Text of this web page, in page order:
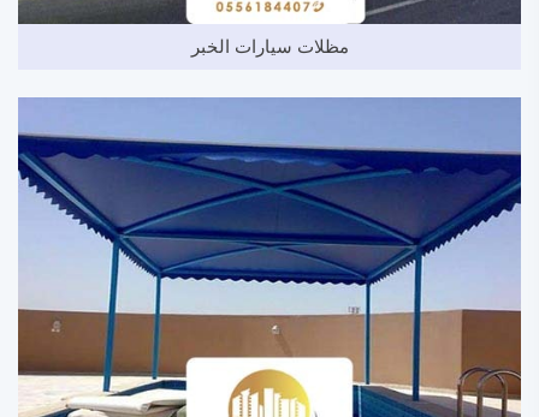
مظلات سيارات الخبر